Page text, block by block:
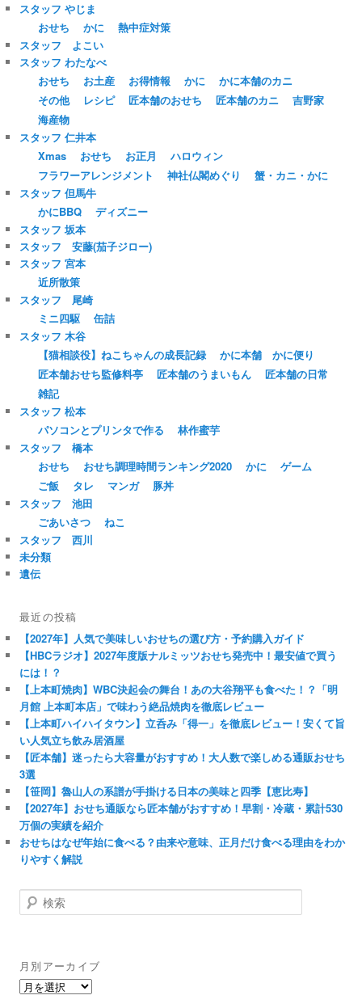
スタッフ やじま
おせち
かに
熱中症対策
スタッフ よこい
スタッフ わたなべ
おせち
お土産 お得情報 かに
かに本舗のカニ
その他
レシピ 匠本舗のおせち 匠本舗のカニ
吉野家
海産物
スタッフ 仁井本
Xmas
おせち お正月
ハロウィン
フラワーアレンジメント
神社仏閣めぐり
蟹・カニ・かに
スタッフ 但馬牛
かにBBQ
ディズニー
スタッフ 坂本
スタッフ 安藤(茄子ジロー)
スタッフ 宮本
近所散策
スタッフ 尾崎
ミニ四駆
缶詰
スタッフ 木谷
【猫相談役】ねこちゃんの成長記録
かに本舗 かに便り
匠本舗おせち監修料亭
匠本舗のうまいもん
匠本舗の日常
雑記
スタッフ 松本
パソコンとプリンタで作る
林作蜜芋
スタッフ 橋本
おせち
おせち調理時間ランキング2020 かに
ゲーム
ご飯
タレ マンガ
豚丼
スタッフ 池田
ごあいさつ
ねこ
スタッフ 西川
未分類
遺伝
最近の投稿
【2027年】人気で美味しいおせちの選び方・予約購入ガイド
【HBCラジオ】2027年度版ナルミッツおせち発売中！最安値で買う
には！？
【上本町焼肉】WBC決起会の舞台！あの大谷翔平も食べた！？「明
月館 上本町本店」で味わう絶品焼肉を徹底レビュー
【上本町ハイハイタウン】立呑み「得一」を徹底レビュー！安くて旨
い人気立ち飲み居酒屋
【匠本舗】迷ったら大容量がおすすめ！大人数で楽しめる通販おせち
3選
【笹岡】魯山人の系譜が手掛ける日本の美味と四季【恵比寿】
【2027年】おせち通販なら匠本舗がおすすめ！早割・冷蔵・累計530
万個の実績を紹介
おせちはなぜ年始に食べる？由来や意味、正月だけ食べる理由をわか
りやすく解説
検
索
月別アーカイブ
月